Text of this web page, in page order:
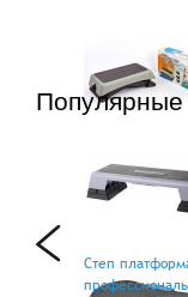
Zelart FI-790
Степ